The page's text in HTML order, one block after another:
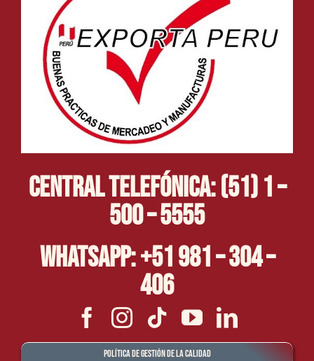
Central Telefónica: (51) 1 –
500 – 5555
Whatsapp: +51 981 – 304 –
406
Política de Gestión de la Calidad